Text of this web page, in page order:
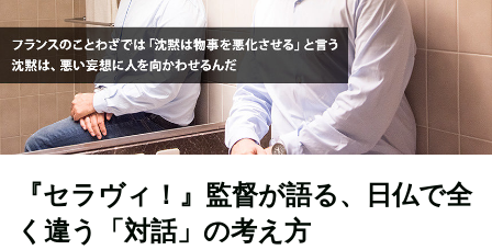
『セラヴィ！』監督が語る、日仏で全
く違う「対話」の考え方